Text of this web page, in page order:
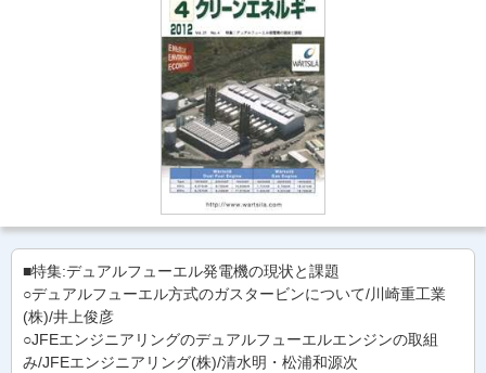
■特集:デュアルフューエル発電機の現状と課題
○デュアルフューエル方式のガスタービンについて/川崎重工業
(株)/井上俊彦
○JFEエンジニアリングのデュアルフューエルエンジンの取組
み/JFEエンジニアリング(株)/清水明・松浦和源次